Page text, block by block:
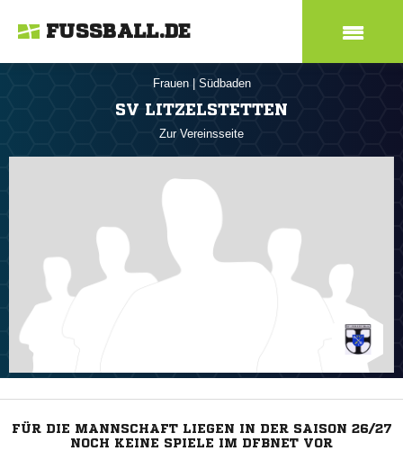
FUSSBALL.DE
Frauen Südbaden
SV LITZELSTETTEN
Zur Vereinsseite
FÜR DIE MANNSCHAFT LIEGEN IN DER SAISON 26/27
NOCH KEINE SPIELE IM DFBNET VOR